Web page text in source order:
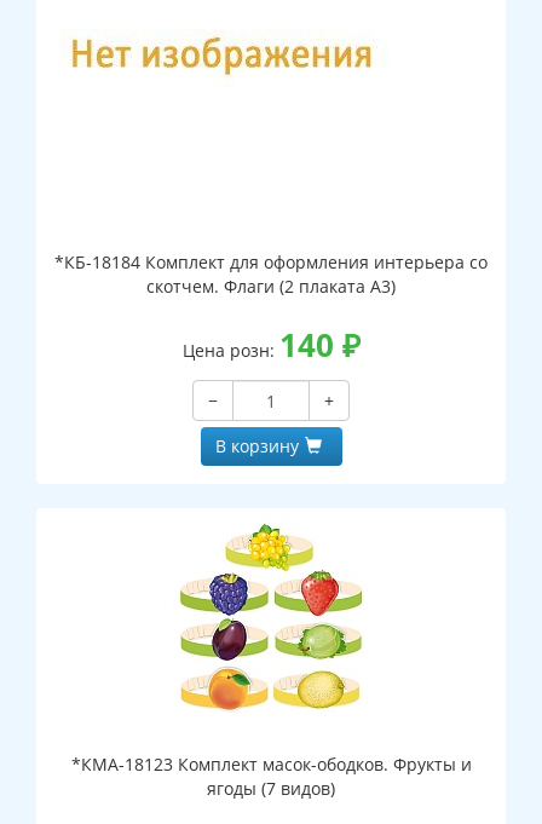
*КБ-18184 Комплект для оформления интерьера со
скотчем. Флаги (2 плаката А3)
Цена розн: 140 ₽
−
+
В корзину
*КМА-18123 Комплект масок-ободков. Фрукты и
ягоды (7 видов)